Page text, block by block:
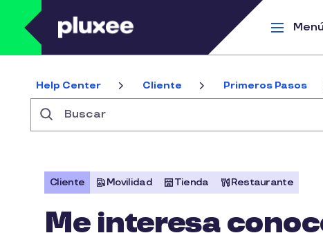
Pasar al contenido principal
Menú
Help Center Cliente Primeros Pasos
Cliente Movilidad Tienda Restaurante
Me interesa